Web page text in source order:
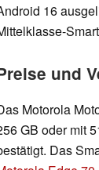
16
und
Motorola
GB oder mit
Das